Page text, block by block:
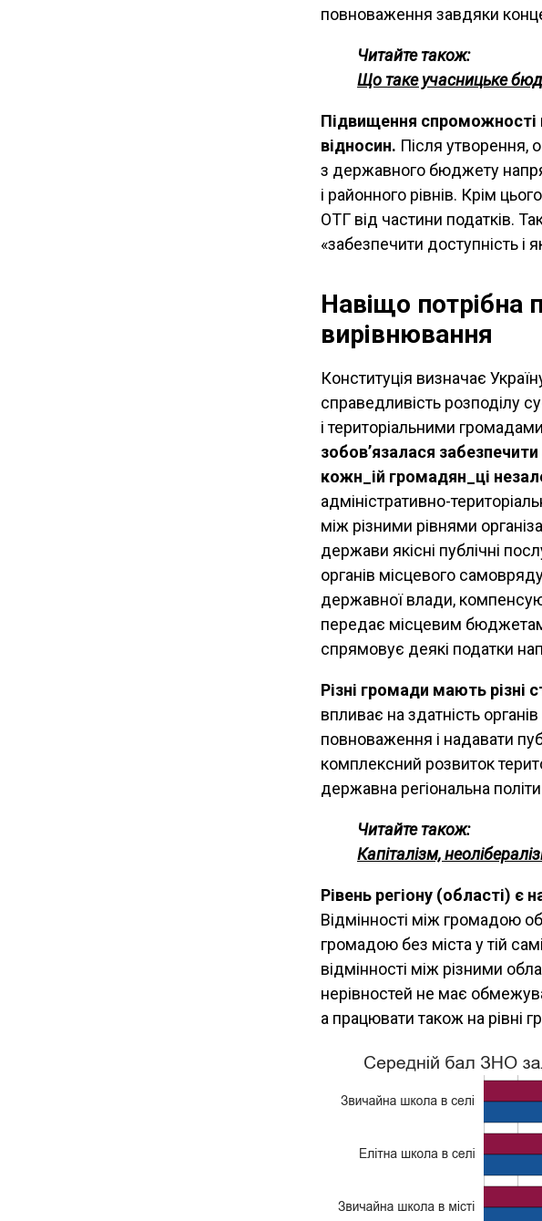
повноваження завдяки
Читайте також:
Що таке учасницьке
Підвищення спроможності
відносин. Після утворення,
з державного бюджету
і районного рівнів. Крім
ОТГ від частини податків.
«забезпечити доступність і
Навіщо потрібна
вирівнювання
Конституція визначає
справедливість розподілу
і територіальними
зобов’язалася забезпечити
кожн_ій громадян_ці
адміністративно-
між різними рівнями
держави якісні публічні
органів місцевого
державної влади,
передає місцевим
спрямовує деякі податки
Різні громади мають різні
впливає на здатність
повноваження і надавати
комплексний розвиток
державна регіональна
Читайте також:
Капіталізм,
Рівень регіону (області) є
Відмінності між громадою
громадою без міста у тій
відмінності між різними
нерівностей не має
а працювати також на рівні